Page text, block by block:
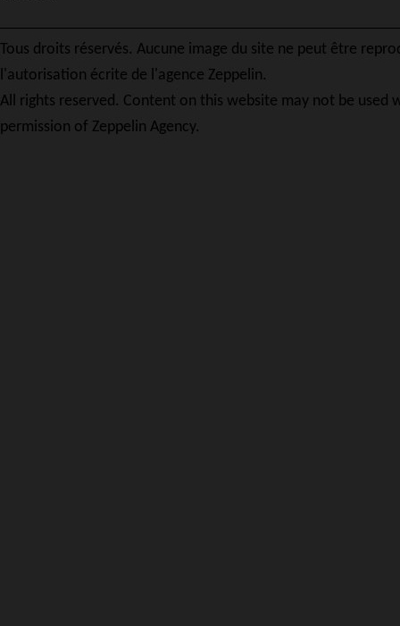
Tous droits réservés. Aucune image du site ne peut être
l'autorisation écrite de l'agence Zeppelin.
All rights reserved. Content on this website may not be used
permission of Zeppelin Agency.